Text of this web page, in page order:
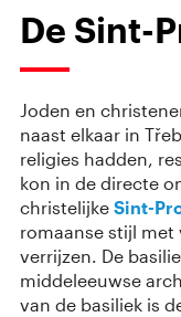
De Sint-
Joden en
naast elkaar in
religies hadden,
kon in de directe
christelijke Sint-
romaanse stijl
verrijzen. De
middeleeuwse
van de basiliek is